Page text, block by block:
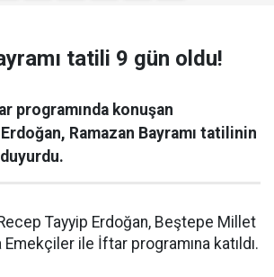
tatili 9 gün oldu!
programında konuşan
Ramazan Bayramı tatilinin
Tayyip Erdoğan, Beştepe Millet
ile İftar programına katıldı.